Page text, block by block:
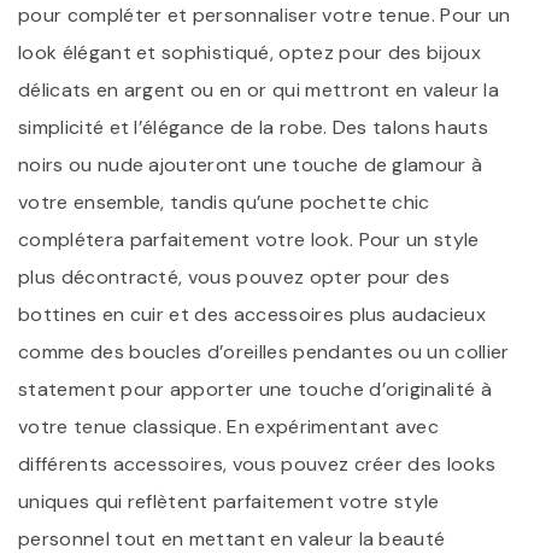
pour compléter et personnaliser votre tenue. Pour un
look élégant et sophistiqué, optez pour des bijoux
délicats en argent ou en or qui mettront en valeur la
simplicité et l’élégance de la robe. Des talons hauts
noirs ou nude ajouteront une touche de glamour à
votre ensemble, tandis qu’une pochette chic
complétera parfaitement votre look. Pour un style
plus décontracté, vous pouvez opter pour des
bottines en cuir et des accessoires plus audacieux
comme des boucles d’oreilles pendantes ou un collier
statement pour apporter une touche d’originalité à
votre tenue classique. En expérimentant avec
différents accessoires, vous pouvez créer des looks
uniques qui reflètent parfaitement votre style
personnel tout en mettant en valeur la beauté